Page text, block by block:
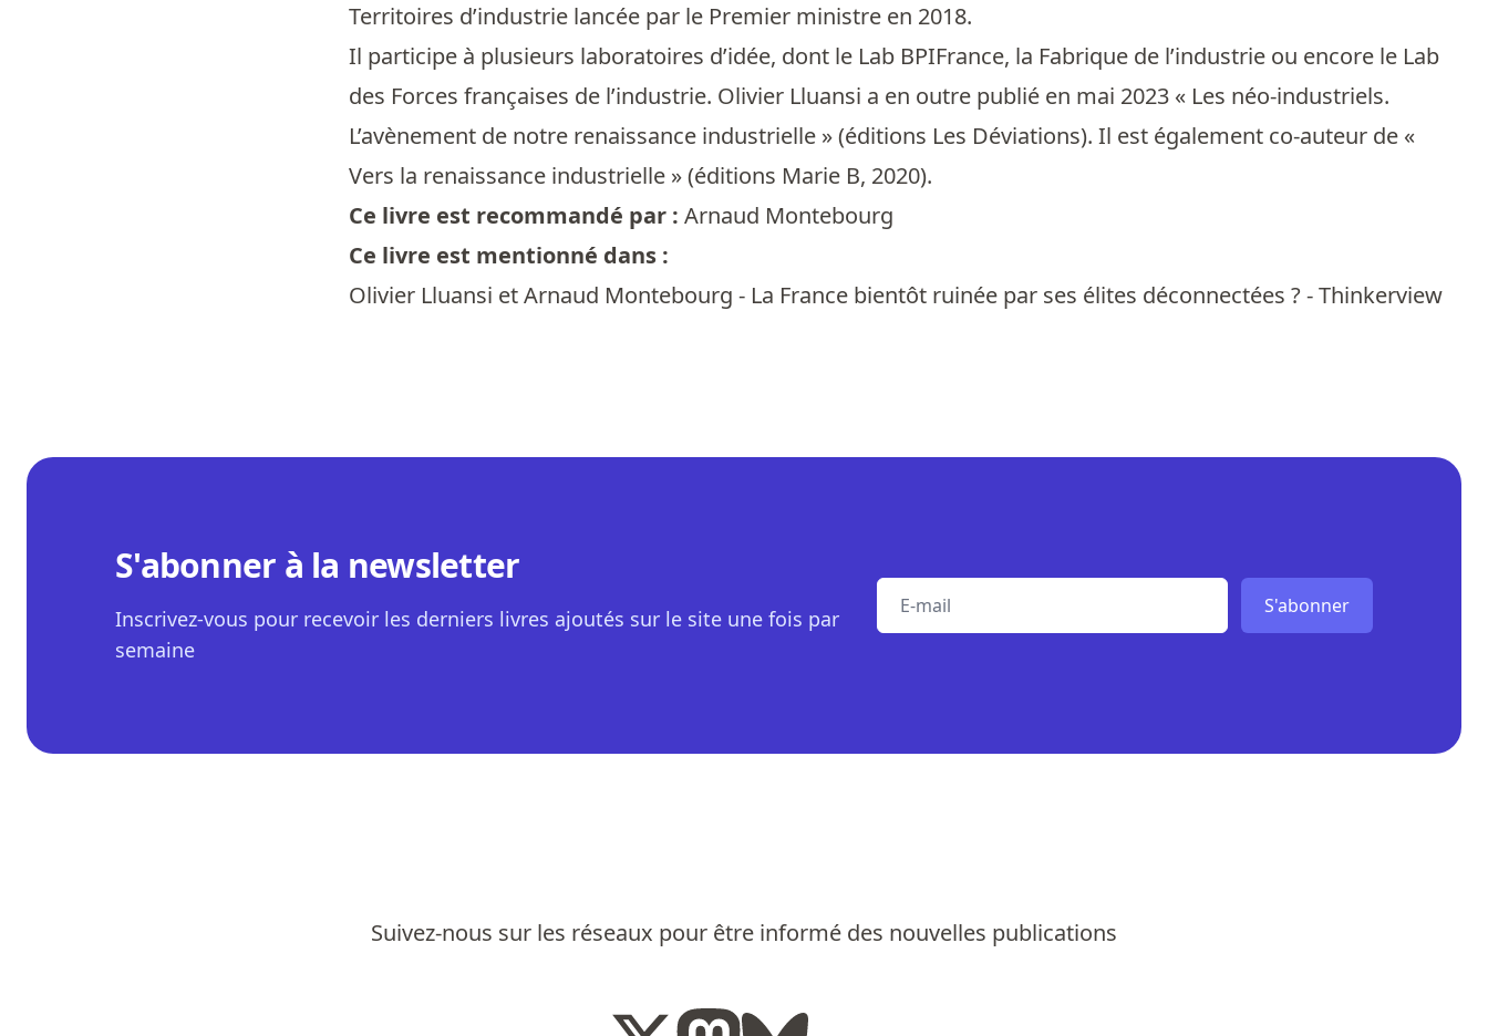
Territoires d’industrie lancée par le Premier ministre en 2018.
Il participe à plusieurs laboratoires d’idée, dont le Lab BPIFrance, la Fabrique de l’industrie ou encore le Lab
des Forces françaises de l’industrie. Olivier Lluansi a en outre publié en mai 2023 « Les néo-industriels.
L’avènement de notre renaissance industrielle » (éditions Les Déviations). Il est également co-auteur de «
Vers la renaissance industrielle » (éditions Marie B, 2020).
Ce livre est recommandé par :Arnaud Montebourg
Ce livre est mentionné dans :
Olivier Lluansi et Arnaud Montebourg - La France bientôt ruinée par ses élites déconnectées ? - Thinkerview
S'abonner à la newsletter
Inscrivez-vous pour recevoir les derniers livres ajoutés sur le site une fois par
semaine
E-mail S'abonner
Suivez-nous sur les réseaux pour être informé des nouvelles publications